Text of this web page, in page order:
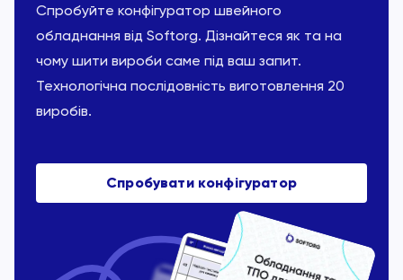
Спробуйте конфігуратор швейного
обладнання від Softorg. Дізнайтеся як та на
чому шити вироби саме під ваш запит.
Технологічна послідовність виготовлення 20
виробів.
Спробувати конфігуратор